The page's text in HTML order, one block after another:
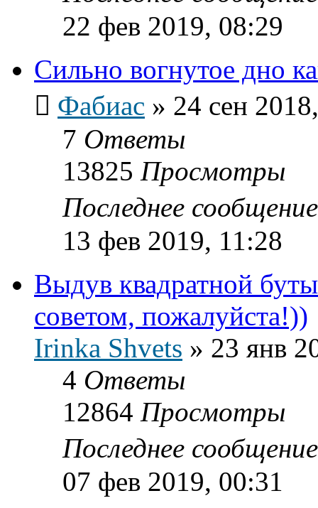
22 фев 2019, 08:29
Сильно вогнутое дно
Фабиас » 24 сен
7 Ответы
13825 Просмотры
Последнее
13 фев 2019, 11:28
Выдув квадратной
советом, пожалуйста!))
Irinka Shvets » 23 янв
4 Ответы
12864 Просмотры
Последнее
07 фев 2019, 00:31